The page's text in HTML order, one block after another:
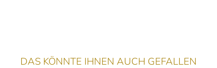
DAS KÖNNTE IHNEN AUCH GEFALLEN